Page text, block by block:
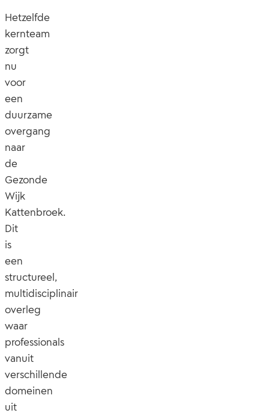
Hetzelfde
kernteam
zorgt
nu
voor
een
duurzame
overgang
naar
de
Gezonde
Wijk
Kattenbroek.
Dit
is
een
structureel,
multidisciplinair
overleg
waar
professionals
vanuit
verschillende
domeinen
uit